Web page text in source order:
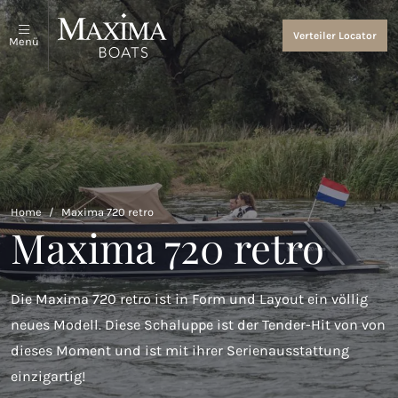
Menü
Schaluppen und Tender
Alles anzeigen
Coastal Tenders
Maxima 640
Maxima 680 sport lounge
Maxima 700 sport
Maxima 800 sport
Maxima 740
Maxima 840 tender
Maxima 800 cabin
Über uns
Über uns
Events and News
Verteiler Locator
Home / Maxima 720 retro
Maxima 720 retro
Die Maxima 720 retro ist in Form und Layout ein völlig
neues Modell. Diese Schaluppe ist der Tender-Hit von von
dieses Moment und ist mit ihrer Serienausstattung
einzigartig!